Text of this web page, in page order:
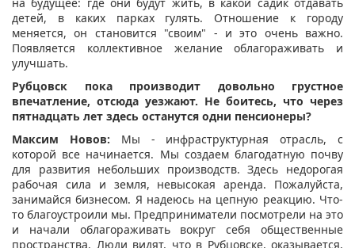
на будущее: где они будут жить, в какой садик отдавать
детей, в каких парках гулять. Отношение к городу
меняется, он становится "своим" - и это очень важно.
Появляется коллективное желание облагораживать и
улучшать.
Рубцовск пока производит довольно грустное
впечатление, отсюда уезжают. Не боитесь, что через
пятнадцать лет здесь останутся одни пенсионеры?
Максим Новов: Мы - инфраструктурная отрасль, с
которой все начинается. Мы создаем благодатную почву
для развития небольших производств. Здесь недорогая
рабочая сила и земля, невысокая аренда. Пожалуйста,
занимайся бизнесом. Я надеюсь на цепную реакцию. Что-
то благоустроили мы. Предприниматели посмотрели на это
и начали облагораживать вокруг себя общественные
пространства. Люди видят, что в Рубцовске, оказывается,